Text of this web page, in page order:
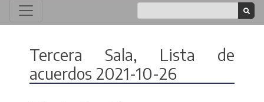
Tercera Sala, Lista de
acuerdos 2021-10-26